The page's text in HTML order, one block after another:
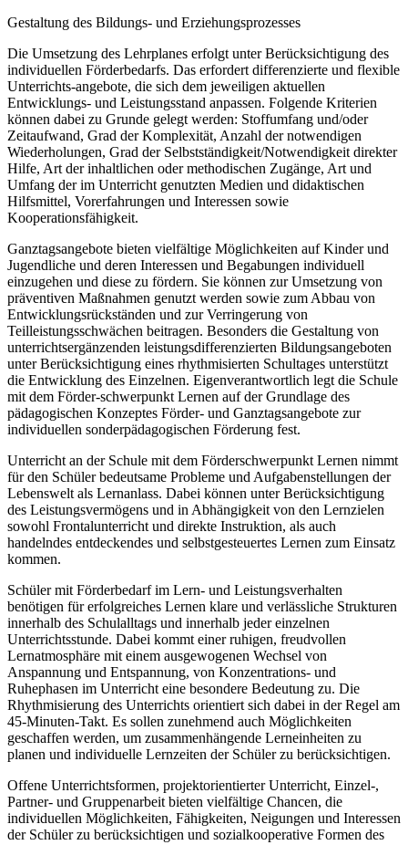
Gestaltung des Bildungs- und Erziehungsprozesses
Die Umsetzung des Lehrplanes erfolgt unter Berücksichtigung des
individuellen Förderbedarfs. Das erfordert differenzierte und flexible
Unterrichts-angebote, die sich dem jeweiligen aktuellen
Entwicklungs- und Leistungsstand anpassen. Folgende Kriterien
können dabei zu Grunde gelegt werden: Stoffumfang und/oder
Zeitaufwand, Grad der Komplexität, Anzahl der notwendigen
Wiederholungen, Grad der Selbstständigkeit/Notwendigkeit direkter
Hilfe, Art der inhaltlichen oder methodischen Zugänge, Art und
Umfang der im Unterricht genutzten Medien und didaktischen
Hilfsmittel, Vorerfahrungen und Interessen sowie
Kooperationsfähigkeit.
Ganztagsangebote bieten vielfältige Möglichkeiten auf Kinder und
Jugendliche und deren Interessen und Begabungen individuell
einzugehen und diese zu fördern. Sie können zur Umsetzung von
präventiven Maßnahmen genutzt werden sowie zum Abbau von
Entwicklungsrückständen und zur Verringerung von
Teilleistungsschwächen beitragen. Besonders die Gestaltung von
unterrichtsergänzenden leistungsdifferenzierten Bildungsangeboten
unter Berücksichtigung eines rhythmisierten Schultages unterstützt
die Entwicklung des Einzelnen. Eigenverantwortlich legt die Schule
mit dem Förder-schwerpunkt Lernen auf der Grundlage des
pädagogischen Konzeptes Förder- und Ganztagsangebote zur
individuellen sonderpädagogischen Förderung fest.
Unterricht an der Schule mit dem Förderschwerpunkt Lernen nimmt
für den Schüler bedeutsame Probleme und Aufgabenstellungen der
Lebenswelt als Lernanlass. Dabei können unter Berücksichtigung
des Leistungsvermögens und in Abhängigkeit von den Lernzielen
sowohl Frontalunterricht und direkte Instruktion, als auch
handelndes entdeckendes und selbstgesteuertes Lernen zum Einsatz
kommen.
Schüler mit Förderbedarf im Lern- und Leistungsverhalten
benötigen für erfolgreiches Lernen klare und verlässliche Strukturen
innerhalb des Schulalltags und innerhalb jeder einzelnen
Unterrichtsstunde. Dabei kommt einer ruhigen, freudvollen
Lernatmosphäre mit einem ausgewogenen Wechsel von
Anspannung und Entspannung, von Konzentrations- und
Ruhephasen im Unterricht eine besondere Bedeutung zu. Die
Rhythmisierung des Unterrichts orientiert sich dabei in der Regel am
45-Minuten-Takt. Es sollen zunehmend auch Möglichkeiten
geschaffen werden, um zusammenhängende Lerneinheiten zu
planen und individuelle Lernzeiten der Schüler zu berücksichtigen.
Offene Unterrichtsformen, projektorientierter Unterricht, Einzel-,
Partner- und Gruppenarbeit bieten vielfältige Chancen, die
individuellen Möglichkeiten, Fähigkeiten, Neigungen und Interessen
der Schüler zu berücksichtigen und sozialkooperative Formen des